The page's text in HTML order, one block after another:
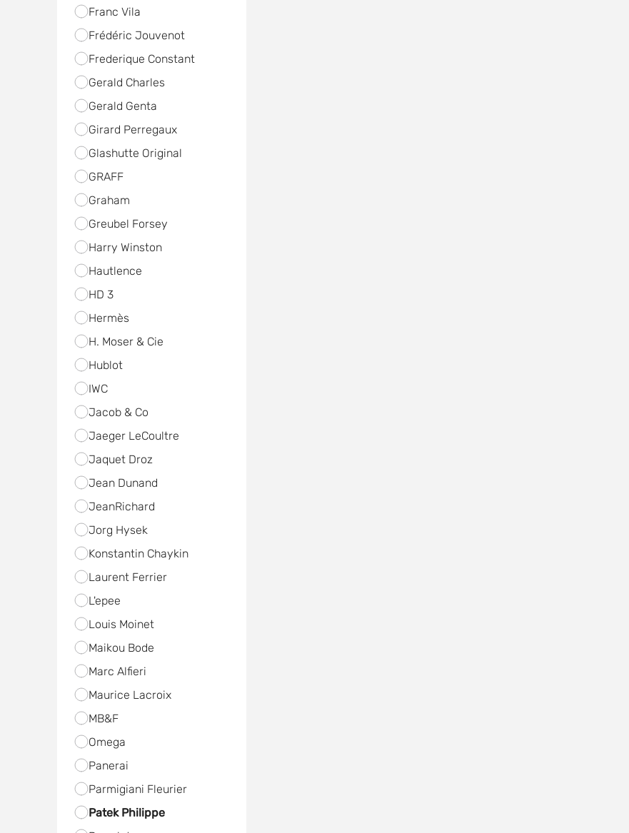
Franc Vila
Frédéric Jouvenot
Frederique Constant
Gerald Charles
Gerald Genta
Girard Perregaux
Glashutte Original
GRAFF
Graham
Greubel Forsey
Harry Winston
Hautlence
HD 3
Hermès
H. Moser & Cie
Hublot
IWC
Jacob & Co
Jaeger LeCoultre
Jaquet Droz
Jean Dunand
JeanRichard
Jorg Hysek
Konstantin Chaykin
Laurent Ferrier
L'epee
Louis Moinet
Maikou Bode
Marc Alfieri
Maurice Lacroix
MB&F
Omega
Panerai
Parmigiani Fleurier
Patek Philippe